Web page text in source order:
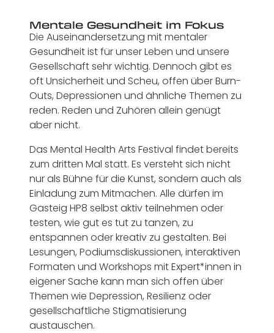
Mentale Gesundheit im Fokus
Die Auseinandersetzung mit mentaler
Gesundheit ist für unser Leben und unsere
Gesellschaft sehr wichtig. Dennoch gibt es
oft Unsicherheit und Scheu, offen über Burn-
Outs, Depressionen und ähnliche Themen zu
reden. Reden und Zuhören allein genügt
aber nicht.
Das Mental Health Arts Festival findet bereits
zum dritten Mal statt. Es versteht sich nicht
nur als Bühne für die Kunst, sondern auch als
Einladung zum Mitmachen. Alle dürfen im
Gasteig HP8 selbst aktiv teilnehmen oder
testen, wie gut es tut zu tanzen, zu
entspannen oder kreativ zu gestalten. Bei
Lesungen, Podiumsdiskussionen, interaktiven
Formaten und Workshops mit Expert*innen in
eigener Sache kann man sich offen über
Themen wie Depression, Resilienz oder
gesellschaftliche Stigmatisierung
austauschen.